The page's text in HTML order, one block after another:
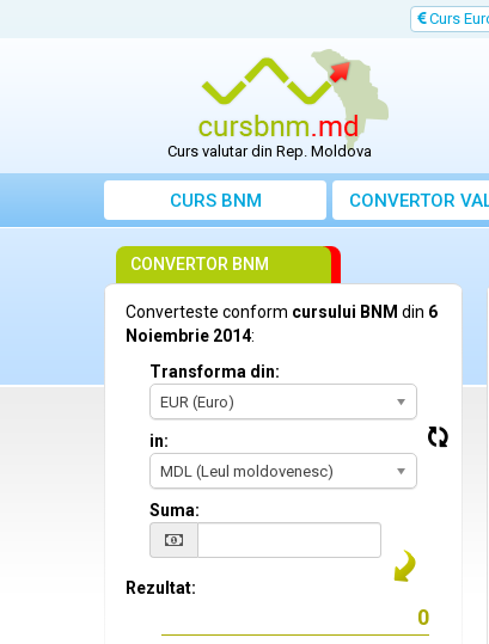
Curs
Curs valutar din Rep. Moldova
CURS BNM CONVERTOR
CONVERTOR BNM
Converteste conform cursului BNM din 6
Noiembrie 2014:
Transforma din:
EUR (Euro)
in:
MDL (Leul moldovenesc)
Suma:
Rezultat: